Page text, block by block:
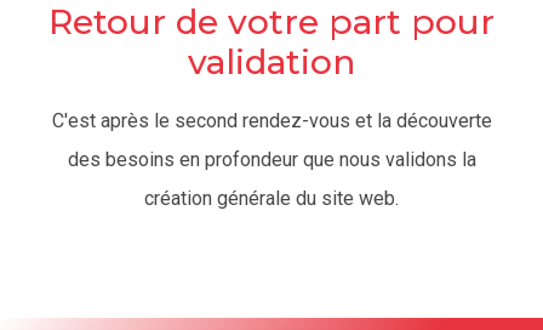
Retour de votre part pour
validation
C'est après le second rendez-vous et la découverte
des besoins en profondeur que nous validons la
création générale du site web.